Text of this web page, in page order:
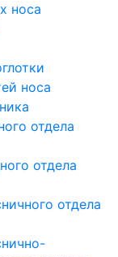
носа
носа
отдела
отдела
отдела